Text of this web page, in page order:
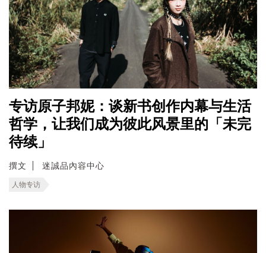
专访原子邦妮：谈新书创作内幕与生活
哲学，让我们成为彼此风景里的「未完
待续」
撰文 迷誠品內容中心
人物专访